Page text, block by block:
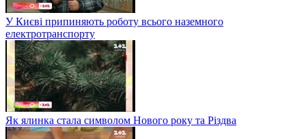
У Києві припиняють роботу всього наземного
електротранспорту
Як ялинка стала символом Нового року та Різдва